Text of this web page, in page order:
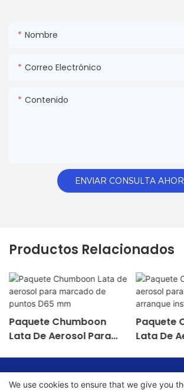
Nombre
Correo Electrónico
Contenido
ENVIAR CONSULTA
Productos Relacionados
Paquete Chumboon
Lata De Aerosol Para
Paquete
Lata De
Copyright © 2026 Chumboon Metal
We use cookies to ensure that we give you